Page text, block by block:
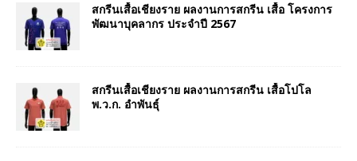
สกรีนเสื้อเชียงราย ผลงานการสกรีน เสื้อ โครงการ
พัฒนาบุคลากร ประจำปี 2567
สกรีนเสื้อเชียงราย ผลงานการสกรีน เสื้อโปโล
พ.ว.ก. อำพันธุ์